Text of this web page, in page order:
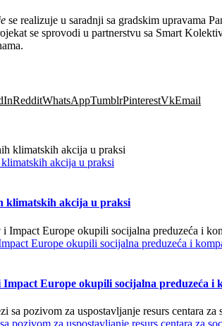
se realizuje u saradnji sa gradskim upravama
se sprovodi u partnerstvu sa Smart
RedditWhatsAppTumblrPinterestVkEmail
akcija u praksi
klimatskih akcija u praksi
Europe okupili socijalna preduzeća i
Europe okupili socijalna preduzeća i